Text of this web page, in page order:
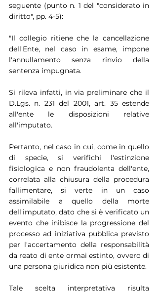
seguente (punto n. 1 del "considerato in
diritto", pp. 4-5):
"Il collegio ritiene che la cancellazione
dell'Ente, nel caso in esame, impone
l'annullamento senza rinvio della
sentenza impugnata.
Si rileva infatti, in via preliminare che il
D.Lgs. n. 231 del 2001, art. 35 estende
all'ente le disposizioni relative
all'imputato.
Pertanto, nel caso in cui, come in quello
di specie, si verifichi l'estinzione
fisiologica e non fraudolenta dell'ente,
correlata alla chiusura della procedura
fallimentare, si verte in un caso
assimilabile a quello della morte
dell'imputato, dato che si è verificato un
evento che inibisce la progressione del
processo ad iniziativa pubblica previsto
per l'accertamento della responsabilità
da reato di ente ormai estinto, ovvero di
una persona giuridica non più esistente.
Tale scelta interpretativa risulta